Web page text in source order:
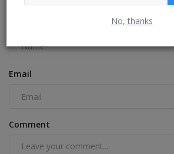
No, thanks
Email
Comment